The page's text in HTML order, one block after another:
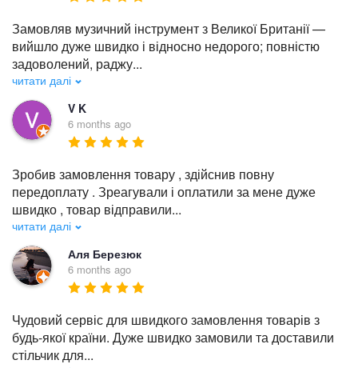
Замовляв музичний інструмент з Великої Британії —
вийшло дуже швидко і відносно недорого; повністю
задоволений, раджу...
читати далі
V K
6 months ago
Зробив замовлення товару , здійснив повну
передоплату . Зреагували і оплатили за мене дуже
швидко , товар відправили...
читати далі
Аля Березюк
6 months ago
Чудовий сервіс для швидкого замовлення товарів з
будь-якої країни. Дуже швидко замовили та доставили
стільчик для...